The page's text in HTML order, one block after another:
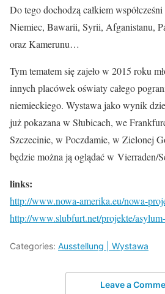
Do tego dochodzą całkiem
Niemiec, Bawarii, Syrii, Afganistanu,
oraz Kamerunu…
Tym tematem się zajeło w 2015 roku
innych placówek oświaty całego
niemieckiego. Wystawa jako wynik
już pokazana w Słubicach, we
Szczecinie, w Poczdamie, w Zielonej
będzie można ją oglądać w Vierraden/
links:
http://www.nowa-amerika.eu/nowa-
http://www.slubfurt.net/projekte/
Categories: Ausstellung | Wystawa
Leave a